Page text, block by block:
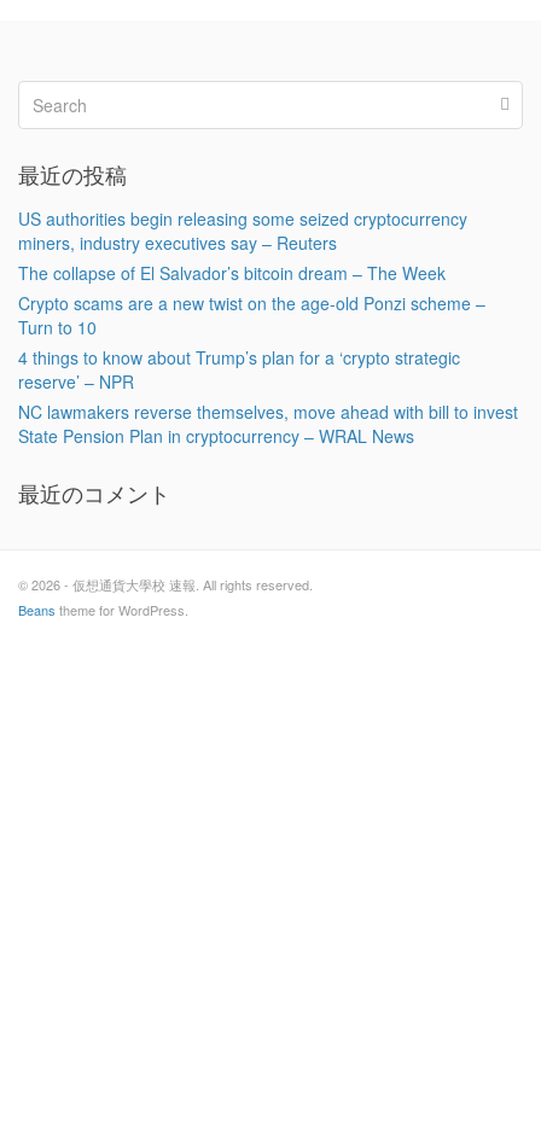
最近の投稿
US authorities begin releasing some seized cryptocurrency
miners, industry executives say – Reuters
The collapse of El Salvador’s bitcoin dream – The Week
Crypto scams are a new twist on the age-old Ponzi scheme –
Turn to 10
4 things to know about Trump’s plan for a ‘crypto strategic
reserve’ – NPR
NC lawmakers reverse themselves, move ahead with bill to invest
State Pension Plan in cryptocurrency – WRAL News
最近のコメント
© 2026 - 仮想通貨大學校 速報. All rights reserved.
Beans theme for WordPress.